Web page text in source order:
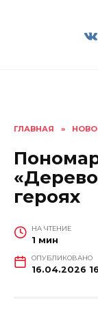
ГЛАВНАЯ »
героях
НА ЧТЕНИЕ
1 мин
ОПУБЛИКОВАНО
16.04.2026